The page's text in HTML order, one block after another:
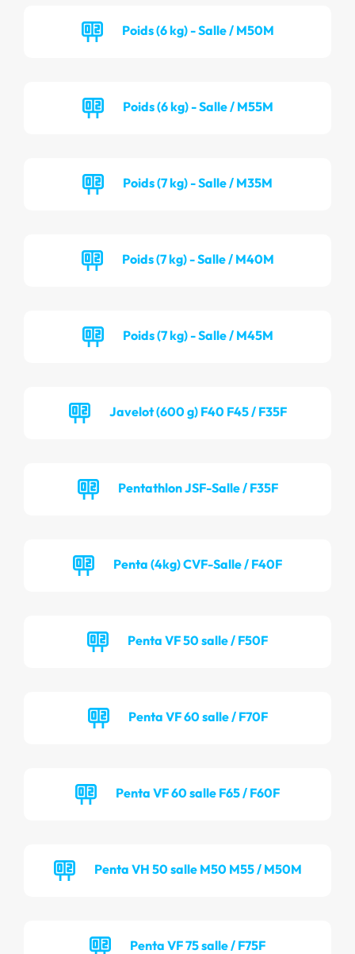
Poids (6 kg) - Salle / M50M
Poids (6 kg) - Salle / M55M
Poids (7 kg) - Salle / M35M
Poids (7 kg) - Salle / M40M
Poids (7 kg) - Salle / M45M
Javelot (600 g) F40 F45 / F35F
Pentathlon JSF-Salle / F35F
Penta (4kg) CVF-Salle / F40F
Penta VF 50 salle / F50F
Penta VF 60 salle / F70F
Penta VF 60 salle F65 / F60F
Penta VH 50 salle M50 M55 / M50M
Penta VF 75 salle / F75F